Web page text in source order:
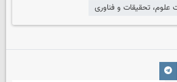
علوم، تحقیقات و فناوری